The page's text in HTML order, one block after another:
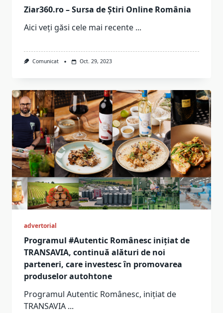
Ziar360.ro – Sursa de Știri Online România
Aici veți găsi cele mai recente ...
Comunicat Oct. 29, 2023
advertorial
Programul #Autentic Românesc inițiat de
TRANSAVIA, continuă alături de noi
parteneri, care investesc în promovarea
produselor autohtone
Programul Autentic Românesc, inițiat de
TRANSAVIA ...